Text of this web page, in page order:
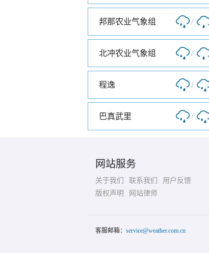
邦那农业气象组 /
北冲农业气象组 /
程逸 /
巴真武里 /
网站服务
关于我们 联系我们
用户反馈
版权声明
网站律师
客服邮箱： service@weather.com.cn